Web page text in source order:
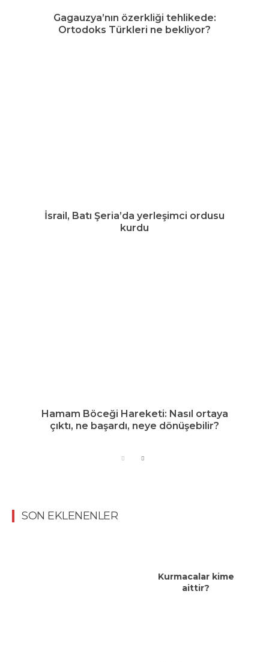
Gagauzya’nın özerkliği tehlikede:
Ortodoks Türkleri ne bekliyor?
İsrail, Batı Şeria’da yerleşimci ordusu
kurdu
Hamam Böceği Hareketi: Nasıl ortaya
çıktı, ne başardı, neye dönüşebilir?
SON EKLENENLER
Kurmacalar kime
aittir?